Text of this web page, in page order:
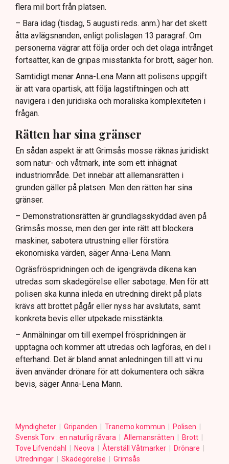
flera mil bort från platsen.
– Bara idag (tisdag, 5 augusti reds. anm.) har det skett
åtta avlägsnanden, enligt polislagen 13 paragraf. Om
personerna vägrar att följa order och det olaga intrånget
fortsätter, kan de gripas misstänkta för brott, säger hon.
Samtidigt menar Anna-Lena Mann att polisens uppgift
är att vara opartisk, att följa lagstiftningen och att
navigera i den juridiska och moraliska komplexiteten i
frågan.
Rätten har sina gränser
En sådan aspekt är att Grimsås mosse räknas juridiskt
som natur- och våtmark, inte som ett inhägnat
industriområde. Det innebär att allemansrätten i
grunden gäller på platsen. Men den rätten har sina
gränser.
– Demonstrationsrätten är grundlagsskyddad även på
Grimsås mosse, men den ger inte rätt att blockera
maskiner, sabotera utrustning eller förstöra
ekonomiska värden, säger Anna-Lena Mann.
Ogräsfröspridningen och de igengrävda dikena kan
utredas som skadegörelse eller sabotage. Men för att
polisen ska kunna inleda en utredning direkt på plats
krävs att brottet pågår eller nyss har avslutats, samt
konkreta bevis eller utpekade misstänkta.
– Anmälningar om till exempel fröspridningen är
upptagna och kommer att utredas och lagföras, en del i
efterhand. Det är bland annat anledningen till att vi nu
även använder drönare för att dokumentera och säkra
bevis, säger Anna-Lena Mann.
Myndigheter Gripanden Tranemo kommun
Polisen
Svensk Torv : en naturlig råvara
Allemansrätten
Brott
Tove Lifvendahl
Neova Återställ Våtmarker
Drönare
Utredningar
Skadegörelse Grimsås